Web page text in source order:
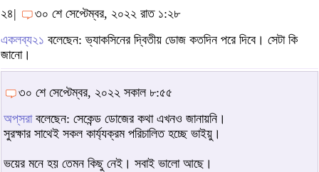
২৪|
৩০ শে সেপ্টেম্বর, ২০২২ রাত ১:২৮
একলব্য২১ বলেছেন: ভ্যাকসিনের দ্বিতীয় ডোজ কতদিন পরে দিবে। সেটা কি
জানো।
৩০ শে সেপ্টেম্বর, ২০২২ সকাল ৮:৫৫
অপ্‌সরাবলেছেন: সেকেন্ড ডোজের কথা এখনও জানায়নি।
সুরক্ষার সাথেই সকল কার্য্যক্রম পরিচালিত হচ্ছে ভাইয়ু।
ভয়ের মনে হয় তেমন কিছু নেই। সবাই ভালো আছে।